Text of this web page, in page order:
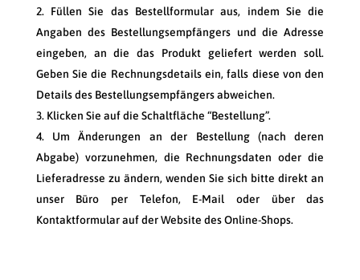
Füllen Sie das Bestellformular aus, indem Sie die
Angaben des Bestellungsempfängers und die Adresse
eingeben, an die das Produkt geliefert werden soll.
Geben Sie die Rechnungsdetails ein, falls diese von den
Details des Bestellungsempfängers abweichen.
Klicken Sie auf die Schaltfläche “Bestellung”.
Um Änderungen an der Bestellung (nach deren
Abgabe) vorzunehmen, die Rechnungsdaten oder die
Lieferadresse zu ändern, wenden Sie sich bitte direkt an
unser Büro per Telefon, E-Mail oder über das
Kontaktformular auf der Website des Online-Shops.